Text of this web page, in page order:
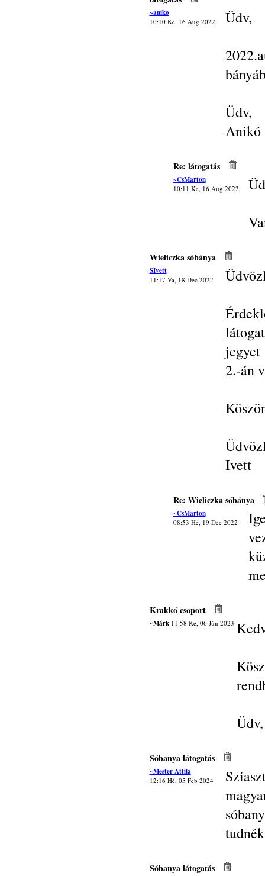
~aniko
10:10 Ke, 16 Aug 2022
Üdv,
Üdv,
Anikó
Re: látogatás
~CsMarton
10:11 Ke, 16 Aug 2022
Wieliczka sóbánya
SIvett
11:17 Va, 18 Dec 2022
2.-án
Ivett
Re: Wieliczka sóbánya
~CsMarton
08:53 Hé, 19 Dec 2022
Krakkó csoport
~Márk11:58 Ke, 06 Jún 2023
Sóbanya látogatás
~Mester Attila
12:16 Hé, 05 Feb 2024
Sóbanya látogatás